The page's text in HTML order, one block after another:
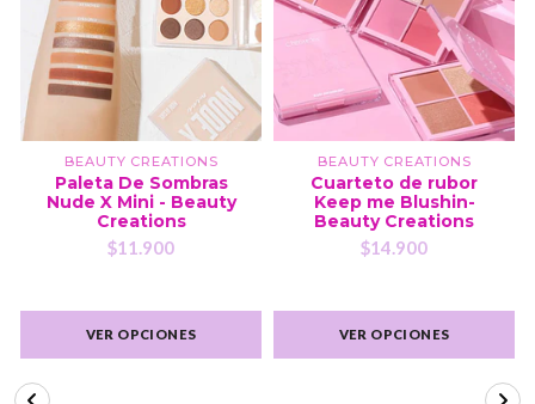
BEAUTY CREATIONS
Paleta De Sombras
Nude X Mini - Beauty
Creations
$11.900
VER OPCIONES
BEAUTY CREATIONS
Cuarteto de rubor
Keep me Blushin-
Beauty Creations
$14.900
VER OPCIONES